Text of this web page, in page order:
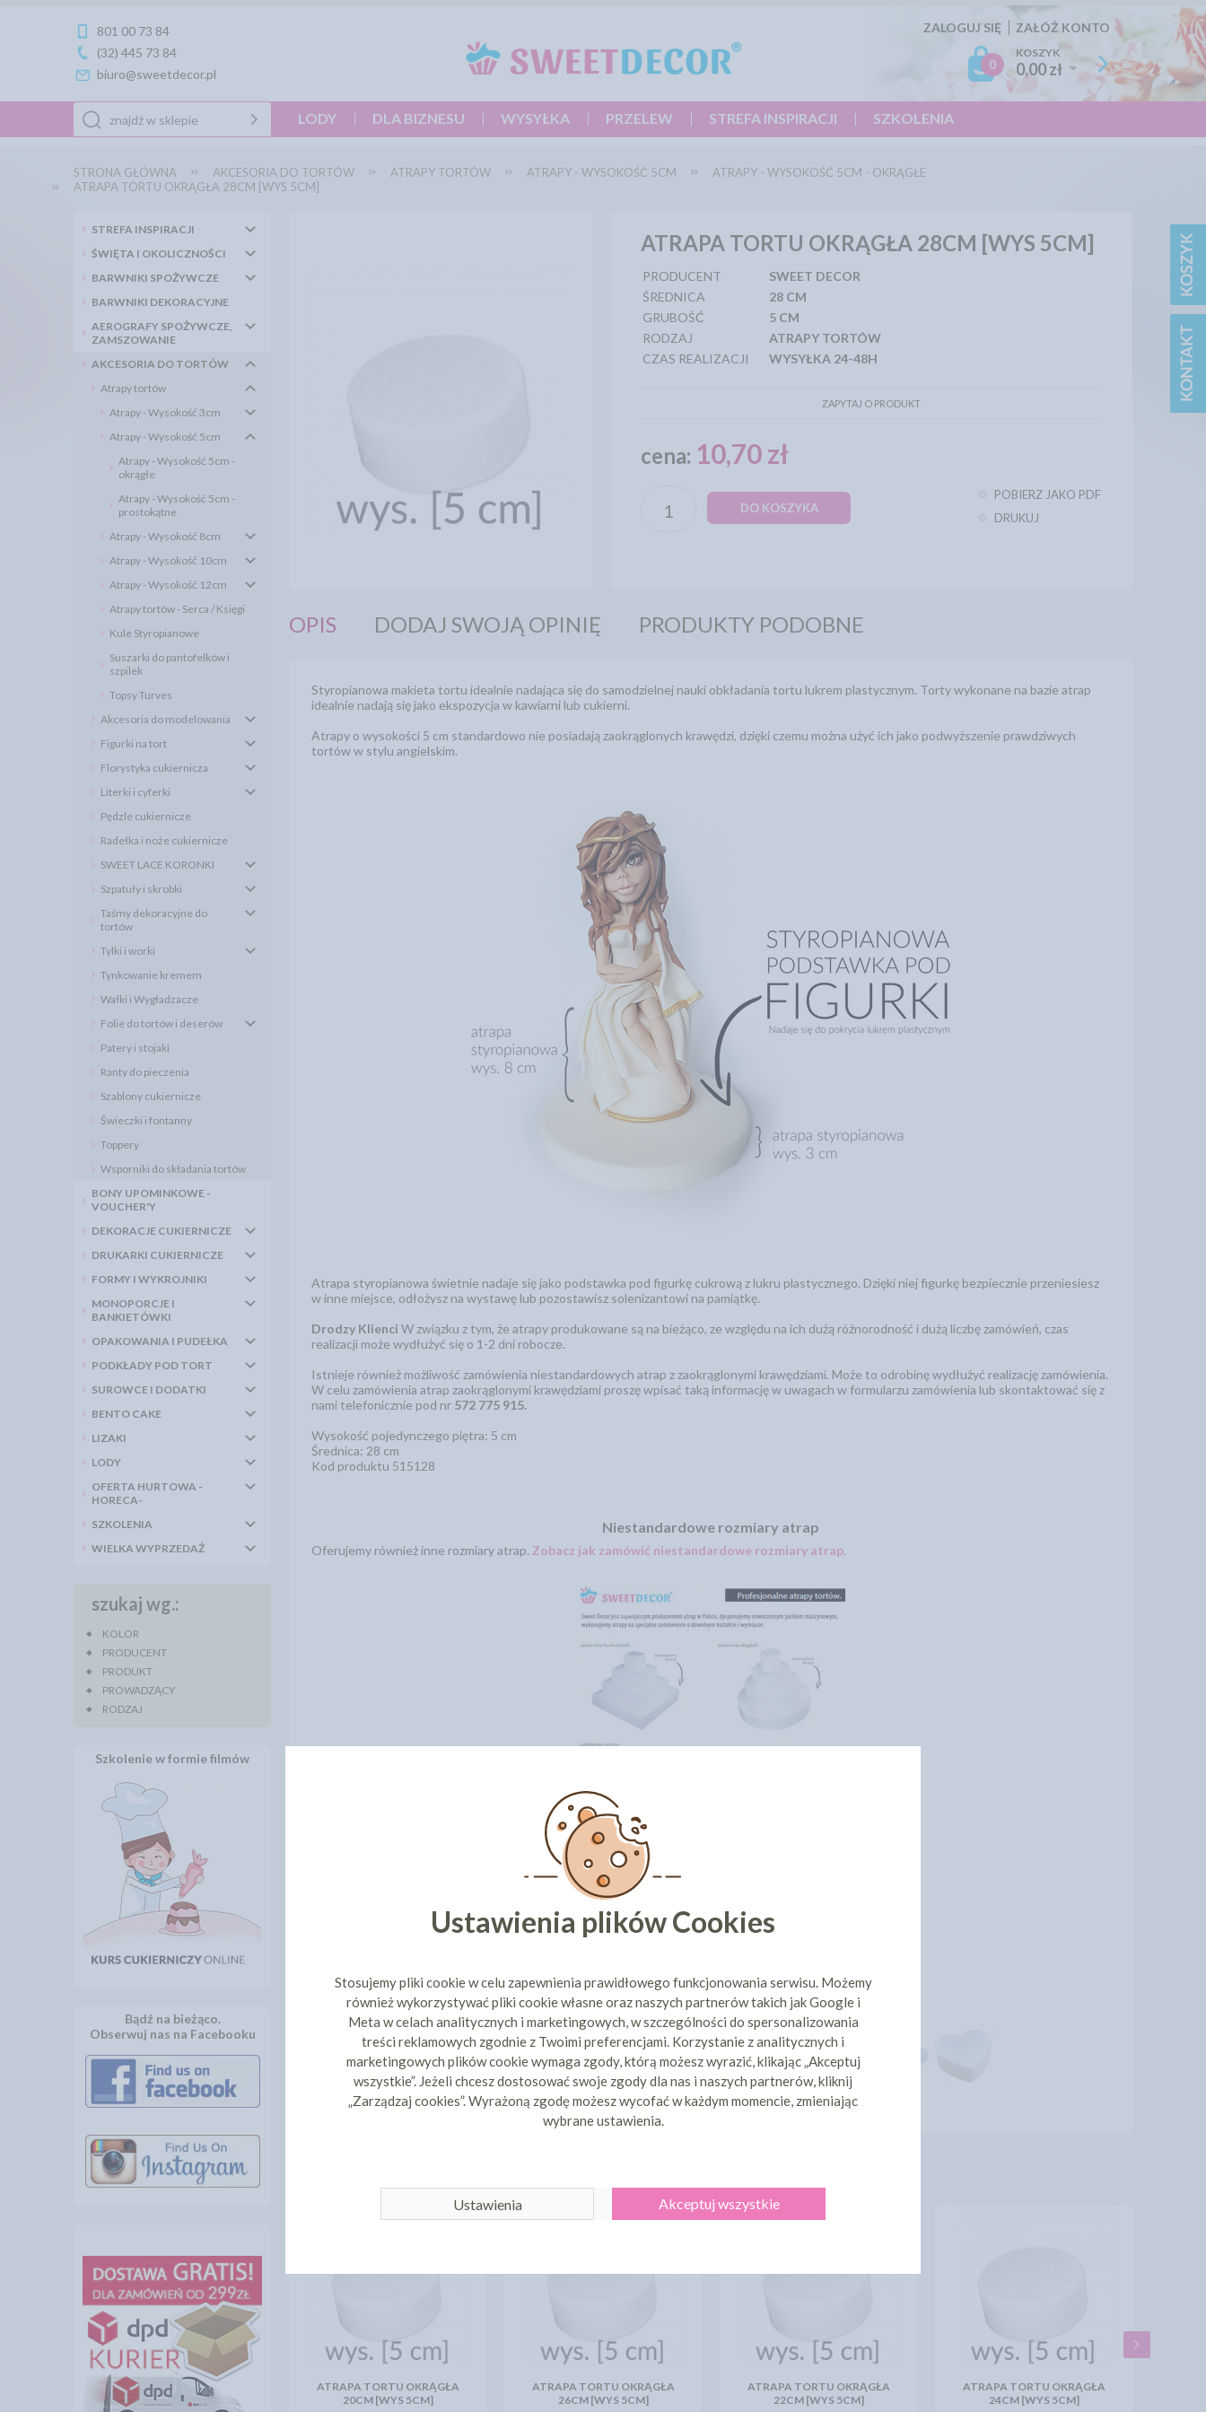
801 00 73 84
(32) 445 73 84
biuro@sweetdecor.pl
ZALOGUJ SIĘ ZAŁÓŻ KONTO
0
KOSZYK
0,00 zł
LODY DLA BIZNESU WYSYŁKA PRZELEW STREFA INSPIRACJI SZKOLENIA
STRONA GŁÓWNA AKCESORIA DO TORTÓW ATRAPY TORTÓW ATRAPY - WYSOKOŚĆ 5CM
ATRAPY - WYSOKOŚĆ 5CM - OKRĄGŁE
ATRAPA TORTU OKRĄGŁA 28CM [WYS 5CM]
STREFA INSPIRACJI
ŚWIĘTA I OKOLICZNOŚCI
BARWNIKI SPOŻYWCZE
BARWNIKI DEKORACYJNE
AEROGRAFY SPOŻYWCZE,
ZAMSZOWANIE
AKCESORIA DO TORTÓW
Atrapy tortów
Atrapy - Wysokość 3cm
Atrapy - Wysokość 5cm
Atrapy - Wysokość 5cm -
okrągłe
Atrapy - Wysokość 5cm -
prostokątne
Atrapy - Wysokość 8cm
Atrapy - Wysokość 10cm
Atrapy - Wysokość 12cm
Atrapy tortów - Serca / Księgi
Kule Styropianowe
Suszarki do pantofelków i
szpilek
Topsy Turves
Akcesoria do modelowania
Figurki na tort
Florystyka cukiernicza
Literki i cyferki
Pędzle cukiernicze
Radełka i noże cukiernicze
SWEET LACE KORONKI
Szpatuły i skrobki
Taśmy dekoracyjne do
tortów
Tylki i worki
Tynkowanie kremem
Wałki i Wygładzacze
Folie do tortów i deserów
Patery i stojaki
Ranty do pieczenia
Szablony cukiernicze
Świeczki i fontanny
Toppery
Wsporniki do składania tortów
BONY UPOMINKOWE -
VOUCHER'Y
DEKORACJE CUKIERNICZE
DRUKARKI CUKIERNICZE
FORMY I WYKROJNIKI
MONOPORCJE I
BANKIETÓWKI
OPAKOWANIA I PUDEŁKA
PODKŁADY POD TORT
SUROWCE I DODATKI
BENTO CAKE
LIZAKI
LODY
OFERTA HURTOWA -
HORECA-
SZKOLENIA
WIELKA WYPRZEDAŻ
szukaj wg.:
KOLOR
PRODUCENT
PRODUKT
PROWADZĄCY
RODZAJ
Szkolenie w formie filmów
Bądź na bieżąco.
Obserwuj nas na Facebooku
ATRAPA TORTU OKRĄGŁA 28CM [WYS 5CM]
PRODUCENT
SWEET DECOR
ŚREDNICA
28 CM
GRUBOŚĆ
5 CM
RODZAJ
ATRAPY TORTÓW
CZAS REALIZACJI
WYSYŁKA 24-48H
ZAPYTAJ O PRODUKT
cena: 10,70 zł
DO KOSZYKA
POBIERZ JAKO PDF
DRUKUJ
OPIS DODAJ SWOJĄ OPINIĘ PRODUKTY PODOBNE
Styropianowa makieta tortu idealnie nadająca się do samodzielnej nauki obkładania tortu lukrem plastycznym. Torty wykonane na bazie atrap
idealnie nadają się jako ekspozycja w kawiarni lub cukierni.
Atrapy o wysokości 5 cm standardowo nie posiadają zaokrąglonych krawędzi, dzięki czemu można użyć ich jako podwyższenie prawdziwych
tortów w stylu angielskim.
Atrapa styropianowa świetnie nadaje się jako podstawka pod figurkę cukrową z lukru plastycznego. Dzięki niej figurkę bezpiecznie przeniesiesz
w inne miejsce, odłożysz na wystawę lub pozostawisz solenizantowi na pamiątkę.
Drodzy Klienci W związku z tym, że atrapy produkowane są na bieżąco, ze względu na ich dużą różnorodność i dużą liczbę zamówień, czas
realizacji może wydłużyć się o 1-2 dni robocze.
Istnieje również możliwość zamówienia niestandardowych atrap z zaokrąglonymi krawędziami. Może to odrobinę wydłużyć realizację zamówienia.
W celu zamówienia atrap zaokrąglonymi krawędziami proszę wpisać taką informację w uwagach w formularzu zamówienia lub skontaktować się z
nami telefonicznie pod nr 572 775 915.
Wysokość pojedynczego piętra: 5 cm
Średnica: 28 cm
Kod produktu 515128
Niestandardowe rozmiary atrap
Oferujemy również inne rozmiary atrap. Zobacz jak zamówić niestandardowe rozmiary atrap.
ATRAPA TORTU OKRĄGŁA
20CM [WYS 5CM]
ATRAPA TORTU OKRĄGŁA
26CM [WYS 5CM]
ATRAPA TORTU OKRĄGŁA
22CM [WYS 5CM]
ATRAPA TORTU OKRĄGŁA
24CM [WYS 5CM]
Ustawienia plików Cookies
Stosujemy pliki cookie w celu zapewnienia prawidłowego funkcjonowania serwisu. Możemy
również wykorzystywać pliki cookie własne oraz naszych partnerów takich jak Google i
Meta w celach analitycznych i marketingowych, w szczególności do spersonalizowania
treści reklamowych zgodnie z Twoimi preferencjami. Korzystanie z analitycznych i
marketingowych plików cookie wymaga zgody, którą możesz wyrazić, klikając „Akceptuj
wszystkie”. Jeżeli chcesz dostosować swoje zgody dla nas i naszych partnerów, kliknij
„Zarządzaj cookies”. Wyrażoną zgodę możesz wycofać w każdym momencie, zmieniając
wybrane ustawienia.
Ustawienia Akceptuj wszystkie